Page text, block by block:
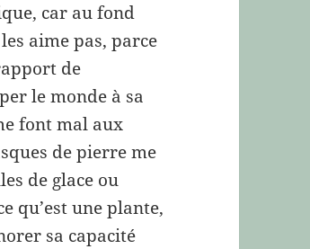
car au fond
aime pas, parce
de
le monde à sa
font mal aux
de pierre me
de glace ou
qu’est une plante,
sa capacité